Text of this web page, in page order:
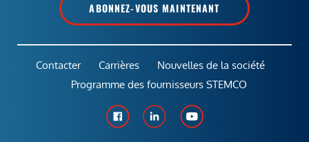
ABONNEZ-VOUS MAINTENANT
Contacter Carrières
Nouvelles de la société
Programme des fournisseurs STEMCO